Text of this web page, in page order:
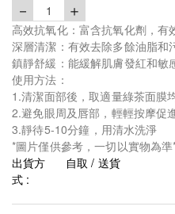
－ 1 ＋
高效抗氧化：富含抗氧化劑，
深層清潔：有效去除多餘油脂和
鎮靜舒緩：能緩解肌膚發紅和敏
使用方法：
1.清潔面部後，取適量綠茶面膜
2.避免眼周及唇部，輕輕按摩促
3.靜待5-10分鐘，用清水洗淨
*圖片僅供參考，一切以實物為準
出貨方
式 :
自取 / 送貨